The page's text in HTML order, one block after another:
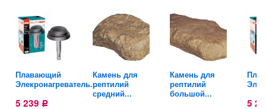
Плавающий
Элекронагреватель...
5 239 Р
Камень для
рептилий
средний...
Камень для
рептилий
большой...
5